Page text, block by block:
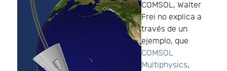
COMSOL, Walter
Frei no explica a
través de un
ejemplo, que
COMSOL
Multiphysics,